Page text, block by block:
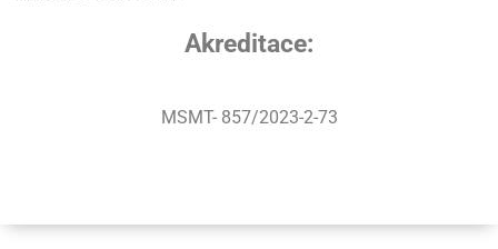
Akreditace:
MSMT- 857/2023-2-73